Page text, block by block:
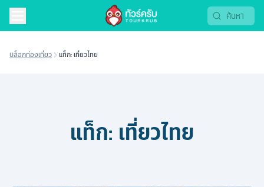
บล็อกท่องเที่ยว แท็ก: เที่ยวไทย
แท็ก: เที่ยวไทย